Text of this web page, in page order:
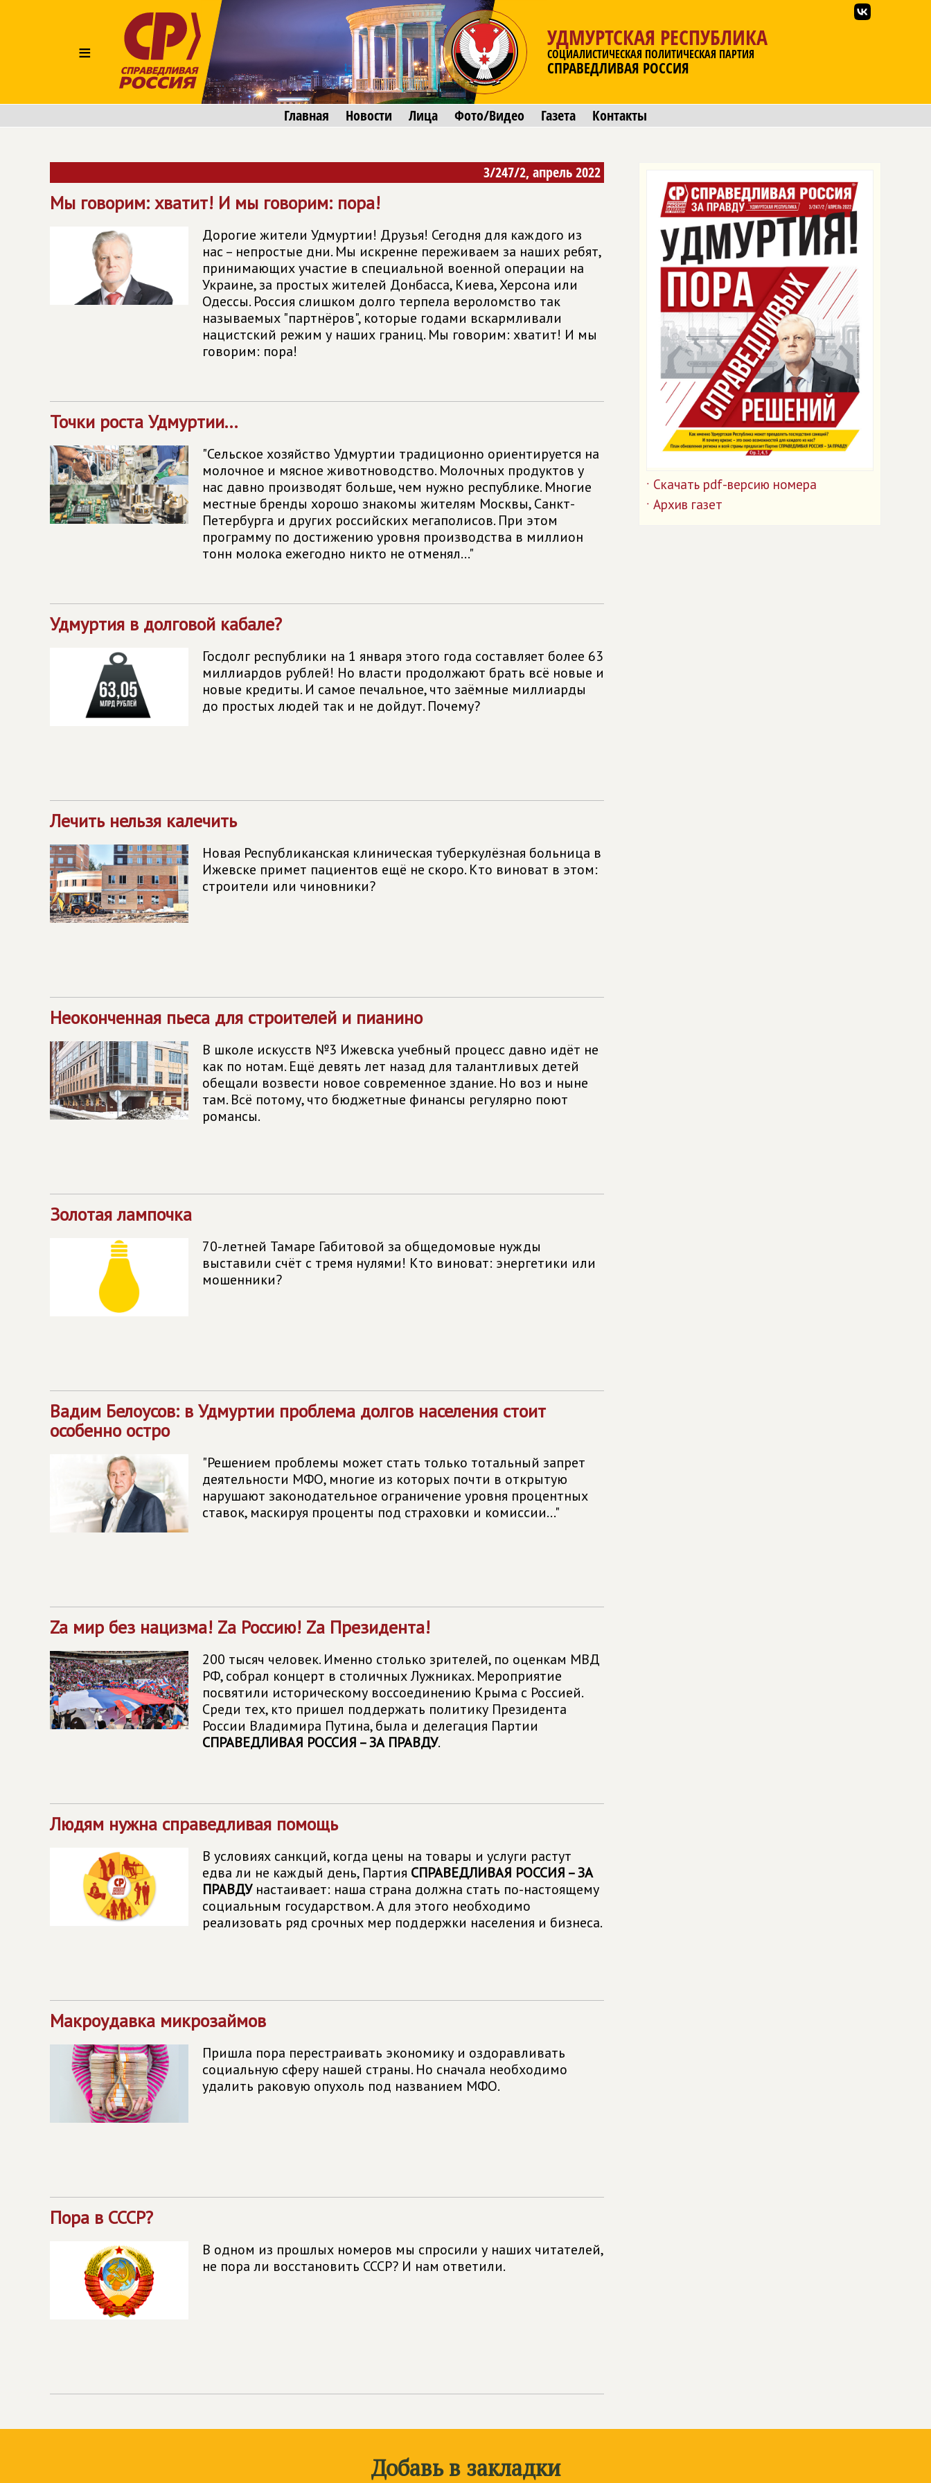
≡
УДМУРТСКАЯ РЕСПУБЛИКА
СОЦИАЛИСТИЧЕСКАЯ ПОЛИТИЧЕСКАЯ ПАРТИЯ
СПРАВЕДЛИВАЯ РОССИЯ
Главная Новости Лица Фото/Видео Газета Контакты
3/247/2, апрель 2022
Мы говорим: хватит! И мы говорим: пора!
Дорогие жители Удмуртии! Друзья! Сегодня для каждого из
нас – непростые дни. Мы искренне переживаем за наших ребят,
принимающих участие в специальной военной операции на
Украине, за простых жителей Донбасса, Киева, Херсона или
Одессы. Россия слишком долго терпела вероломство так
называемых "партнёров", которые годами вскармливали
нацистский режим у наших границ. Мы говорим: хватит! И мы
говорим: пора!
Точки роста Удмуртии...
"Сельское хозяйство Удмуртии традиционно ориентируется на
молочное и мясное животноводство. Молочных продуктов у
нас давно производят больше, чем нужно республике. Многие
местные бренды хорошо знакомы жителям Москвы, Санкт-
Петербурга и других рос­сийских мегаполисов. При этом
программу по достижению уровня производства в миллион
тонн молока ежегодно никто не отменял..."
Удмуртия в долговой кабале?
Госдолг республики на 1 января этого года составляет более 63
миллиардов рублей! Но власти продолжают брать всё новые и
новые кредиты. И самое печальное, что заёмные миллиарды
до простых людей так и не дойдут. Почему?
Лечить нельзя калечить
Новая Республиканская клиническая туберкулёзная больница в
Ижевске примет пациентов ещё не скоро. Кто виноват в этом:
строители или чиновники?
Неоконченная пьеса для строителей и пианино
В школе искусств №3 Ижевска учебный процесс давно идёт не
как по нотам. Ещё девять лет назад для талантливых детей
обещали возвести новое современное здание. Но воз и ныне
там. Всё потому, что бюджетные финансы регулярно поют
романсы.
Золотая лампочка
70-летней Тамаре Габитовой за общедомовые нужды
выставили счёт с тремя нулями! Кто виноват: энергетики или
мошенники?
Вадим Белоусов: в Удмуртии проблема долгов населения стоит
особенно остро
"Решением проблемы может стать только тотальный запрет
деятельности МФО, многие из которых почти в открытую
нарушают законодательное ограничение уровня процентных
ставок, маскируя проценты под страховки и комиссии..."
Za мир без нацизма! Zа Россию! Zа Президентa!
200 тысяч человек. Именно столько зрителей, по оценкам МВД
РФ, собрал концерт в столичных Лужниках. Мероприятие
посвятили историческому воссоединению Крыма с Россией.
Среди тех, кто пришел поддержать политику Президента
России Владимира Путина, была и делегация Партии
СПРАВЕДЛИВАЯ РОССИЯ – ЗА ПРАВДУ.
Людям нужна справедливая помощь
В условиях санкций, когда цены на товары и услуги растут
едва ли не каждый день, Партия СПРАВЕДЛИВАЯ РОССИЯ – ЗА
ПРАВДУнастаи­вает: наша страна должна стать по-настоящему
социальным государством. А для этого необходимо
реализовать ряд срочных мер поддержки населения и бизнеса.
Макроудавка микрозаймов
Пришла пора перестраивать экономику и оздоравливать
социальную сферу нашей страны. Но сначала необходимо
удалить раковую опухоль под названием МФО.
Пора в СССР?
В одном из прошлых номеров мы спросили у наших читателей,
не пора ли восстановить СССР? И нам ответили.
˙ Скачать pdf-версию номера
˙ Архив газет
Добавь в закладки